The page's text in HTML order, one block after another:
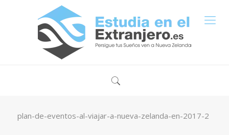
plan-de-eventos-al-viajar-a-nueva-zelanda-en-2017-2